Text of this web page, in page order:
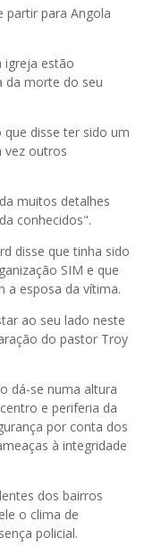
partir para Angola
igreja estão
da morte do seu
disse ter sido um
vez outros
muitos detalhes
conhecidos".
disse que tinha sido
SIM e que
esposa da vítima.
ao seu lado neste
do pastor Troy
dá-se numa altura
e periferia da
por conta dos
à integridade
dos bairros
o clima de
policial.